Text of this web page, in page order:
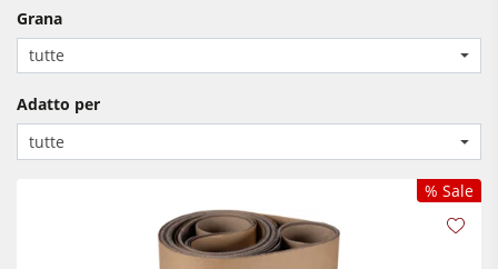
Calibratrici
Levigatrici a nastro largo e levigatrici bordi
Spazzolatrici e levigatrici a spazzola
Seghe a nastro
Aspiratori
Grana
tutte
Adatto per
tutte
% Sale